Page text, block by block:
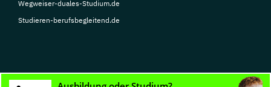
Wegweiser-duales-Studium.de
Studieren-berufsbegleitend.de